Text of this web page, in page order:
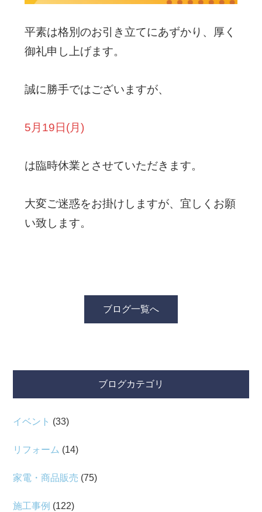
平素は格別のお引き立てにあずかり、厚く
御礼申し上げます。
誠に勝手ではございますが、
5月19日(月)
は臨時休業とさせていただきます。
大変ご迷惑をお掛けしますが、宜しくお願
い致します。
ブログ一覧へ
ブログカテゴリ
イベント (33)
リフォーム (14)
家電・商品販売 (75)
施工事例 (122)